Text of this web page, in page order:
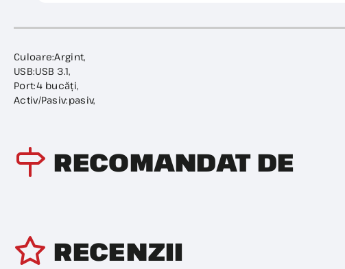
Culoare:Argint,
USB:USB 3.1,
Port:4 bucăți,
Activ/Pasiv:pasiv,
RECOMANDAT DE
RECENZII